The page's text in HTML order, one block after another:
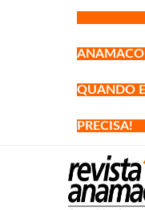
QUANDO
PRECISA!